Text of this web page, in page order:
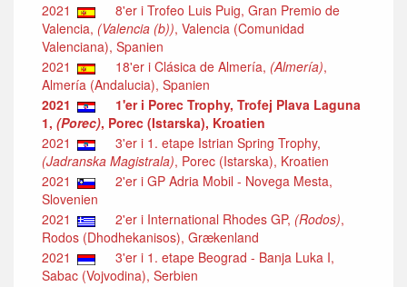
2021
8'er i Trofeo Luis Puig, Gran Premio de
Valencia, (Valencia (b)), Valencia (Comunidad
Valenciana), Spanien
2021
18'er i Clásica de Almería, (Almería),
Almería (Andalucia), Spanien
2021
1'er i Porec Trophy, Trofej Plava Laguna
1, (Porec), Porec (Istarska), Kroatien
2021
3'er i 1. etape Istrian Spring Trophy,
(Jadranska Magistrala), Porec (Istarska), Kroatien
2021
2'er i GP Adria Mobil - Novega Mesta,
Slovenien
2021
2'er i International Rhodes GP, (Rodos),
Rodos (Dhodhekanisos), Grækenland
2021
3'er i 1. etape Beograd - Banja Luka I,
Sabac (Vojvodina), Serbien